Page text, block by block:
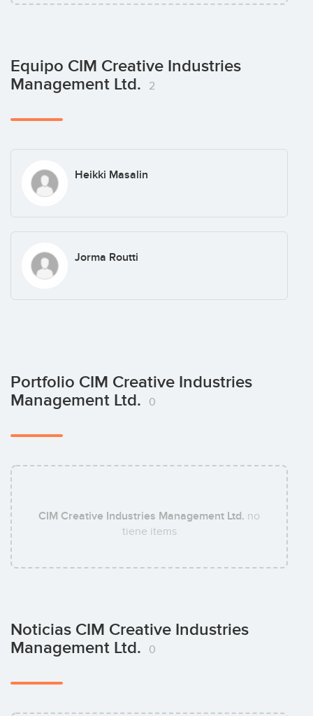
Equipo CIM Creative Industries
Management Ltd.
2
Heikki Masalin
Jorma Routti
Portfolio CIM Creative Industries
Management Ltd.
0
CIM Creative Industries Management Ltd. no
tiene items
Noticias CIM Creative Industries
Management Ltd.
0